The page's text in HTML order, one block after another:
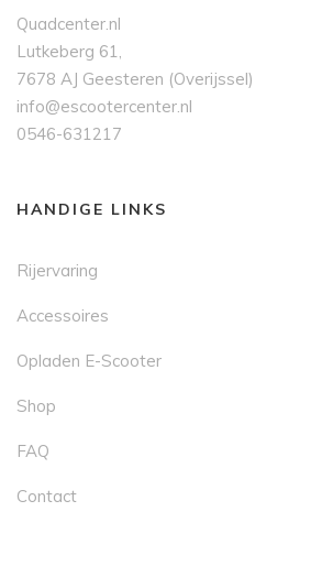
Quadcenter.nl
Lutkeberg 61,
7678 AJ Geesteren (Overijssel)
info@escootercenter.nl
0546-631217
HANDIGE LINKS
Rijervaring
Accessoires
Opladen E-Scooter
Shop
FAQ
Contact